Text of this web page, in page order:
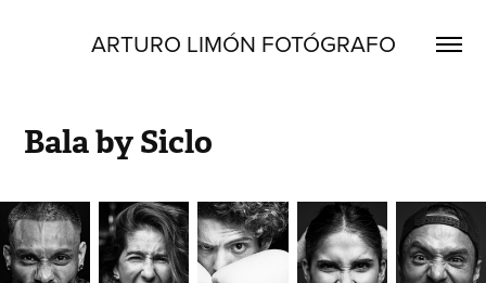
ARTURO LIMÓN FOTÓGRAFO
Bala by Siclo